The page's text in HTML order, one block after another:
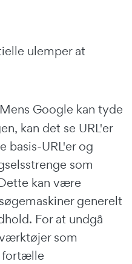
ulemper at
Google kan tyde
kan det se URL'er
basis-URL'er og
som
kan være
generelt
For at undgå
som
fortælle